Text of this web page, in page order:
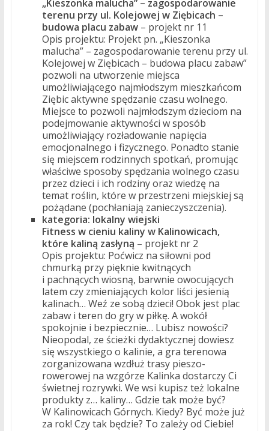
„Kieszonka malucha” – zagospodarowanie
terenu przy ul. Kolejowej w Ziębicach –
budowa placu zabaw– projekt nr 11
Opis projektu: Projekt pn. „Kieszonka
malucha” – zagospodarowanie terenu przy ul.
Kolejowej w Ziębicach – budowa placu zabaw”
pozwoli na utworzenie miejsca
umożliwiającego najmłodszym mieszkańcom
Ziębic aktywne spędzanie czasu wolnego.
Miejsce to pozwoli najmłodszym dzieciom na
podejmowanie aktywności w sposób
umożliwiający rozładowanie napięcia
emocjonalnego i fizycznego. Ponadto stanie
się miejscem rodzinnych spotkań, promując
właściwe sposoby spędzania wolnego czasu
przez dzieci i ich rodziny oraz wiedzę na
temat roślin, które w przestrzeni miejskiej są
pożądane (pochłaniają zanieczyszczenia).
kategoria: lokalny wiejski
Fitness w cieniu kaliny w Kalinowicach,
które kaliną zasłyną – projekt nr 2
Opis projektu: Poćwicz na siłowni pod
chmurką przy pięknie kwitnących
i pachnących wiosną, barwnie owocujących
latem czy zmieniających kolor liści jesienią
kalinach… Weź ze sobą dzieci! Obok jest plac
zabaw i teren do gry w piłkę. A wokół
spokojnie i bezpiecznie… Lubisz nowości?
Nieopodal, ze ścieżki dydaktycznej dowiesz
się wszystkiego o kalinie, a gra terenowa
zorganizowana wzdłuż trasy pieszo-
rowerowej na wzgórze Kalinka dostarczy Ci
świetnej rozrywki. We wsi kupisz też lokalne
produkty z… kaliny… Gdzie tak może być?
W Kalinowicach Górnych. Kiedy? Być może już
za rok! Czy tak będzie? To zależy od Ciebie!